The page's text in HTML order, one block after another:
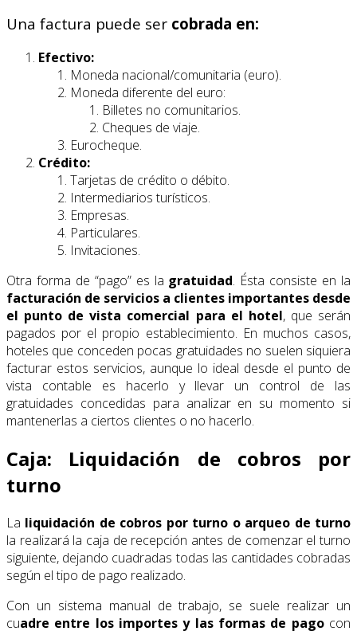
Una factura puede ser cobrada en:
Efectivo:
Moneda nacional/comunitaria (euro).
Moneda diferente del euro:
Billetes no comunitarios.
Cheques de viaje.
Eurocheque.
Crédito:
Tarjetas de crédito o débito.
Intermediarios turísticos.
Empresas.
Particulares.
Invitaciones.
Otra forma de “pago” es la gratuidad. Ésta consiste en la
facturación de servicios a clientes importantes desde
el punto de vista comercial para el hotel, que serán
pagados por el propio establecimiento. En muchos casos,
hoteles que conceden pocas gratuidades no suelen siquiera
facturar estos servicios, aunque lo ideal desde el punto de
vista contable es hacerlo y llevar un control de las
gratuidades concedidas para analizar en su momento si
mantenerlas a ciertos clientes o no hacerlo.
Caja: Liquidación de cobros por
turno
La liquidación de cobros por turno o arqueo de turno
la realizará la caja de recepción antes de comenzar el turno
siguiente, dejando cuadradas todas las cantidades cobradas
según el tipo de pago realizado.
Con un sistema manual de trabajo, se suele realizar un
cuadre entre los importes y las formas de pagocon